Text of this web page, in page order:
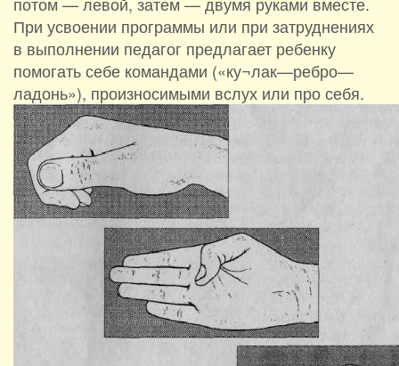
При усвоении программы или при затруднениях
в выполнении педагог предлагает ребенку
помогать себе командами («ку¬лак—ребро—
ладонь»), произносимыми вслух или про себя.